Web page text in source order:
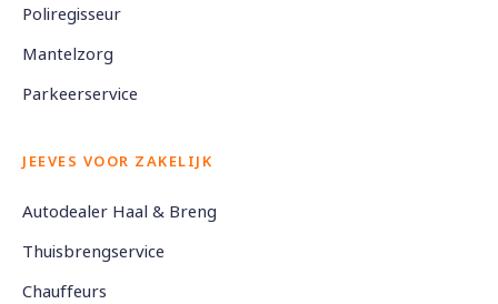
Poliregisseur
Mantelzorg
Parkeerservice
JEEVES VOOR ZAKELIJK
Autodealer Haal & Breng
Thuisbrengservice
Chauffeurs